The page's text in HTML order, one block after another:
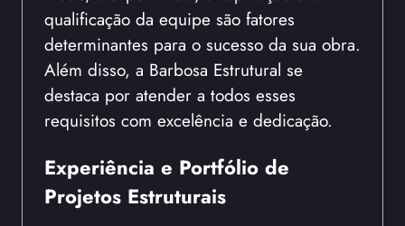
qualificação da equipe são fatores
determinantes para o sucesso da sua obra.
Além disso, a Barbosa Estrutural se
destaca por atender a todos esses
requisitos com excelência e dedicação.
Experiência e Portfólio de
Projetos Estruturais